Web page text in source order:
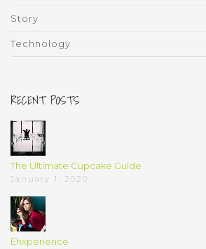
Story
Technology
RECENT POSTS
The Ultimate Cupcake Guide
January 1, 2020
Ehxperience